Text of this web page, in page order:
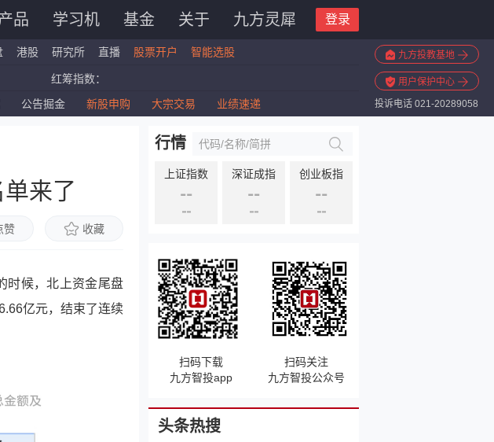
品 学习机 基金 关于 九方灵犀 登录
港股 研究所 直播 股票开户 智能选股 九方投教基地
用户保护中心
投诉电话 021-20289058
红筹指数：
道琼斯ETF：
公告掘金 新股申购 大宗交易 业绩速递
来了
赞 收藏
时候，北上资金尾盘
亿元，结束了连续
行情
上证指数
--
--
深证成指
--
--
创业板指
--
--
扫码下载
九方智投app
扫码关注
九方智投公众号
头条热搜